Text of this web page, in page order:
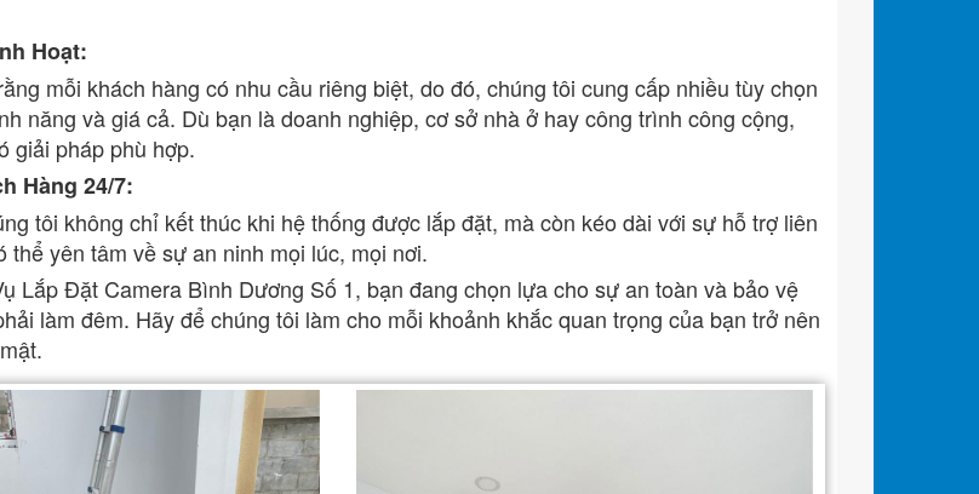
Hoạt:
mỗi khách hàng có nhu cầu riêng biệt, do đó, chúng tôi cung cấp nhiều tùy chọn
năng và giá cả. Dù bạn là doanh nghiệp, cơ sở nhà ở hay công trình công cộng,
giải pháp phù hợp.
Hàng 24/7:
tôi không chỉ kết thúc khi hệ thống được lắp đặt, mà còn kéo dài với sự hỗ trợ liên
thể yên tâm về sự an ninh mọi lúc, mọi nơi.
Lắp Đặt Camera Bình Dương Số 1, bạn đang chọn lựa cho sự an toàn và bảo vệ
làm đêm. Hãy để chúng tôi làm cho mỗi khoảnh khắc quan trọng của bạn trở nên